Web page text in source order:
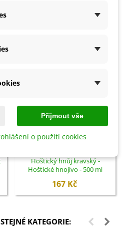
Hoštický hnůj kravský -
Hoštické hnojivo - 500 ml
167 Kč
KATEGORIE:
Přijmout vše
o použití cookies